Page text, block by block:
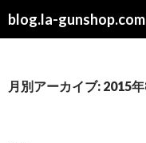
blog.la-gunshop.com
索
ン
月別アーカイブ: 2015年